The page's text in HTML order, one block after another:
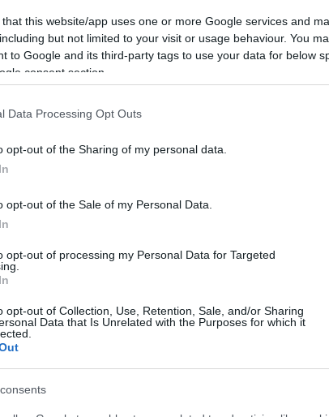
that this website/app uses one or more Google services and
but not limited to your visit or usage behaviour. You
to Google and its third-party tags to use your data for below
consent section.
Data Processing Opt Outs
opt-out of the Sharing of my personal data.
opt-out of the Sale of my Personal Data.
opt-out of processing my Personal Data for Targeted
opt-out of Collection, Use, Retention, Sale, and/or Sharing
Data that Is Unrelated with the Purposes for which it
helyett inkább a spontán rendezőtött 'angol
mint ilyen tudatos kreatív tevékenység bizony
eredményezte.